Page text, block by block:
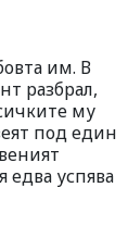
им. В
разбрал,
му
под един
едва успява